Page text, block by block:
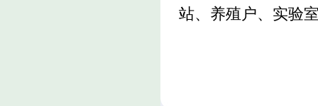
站、养殖户、实验